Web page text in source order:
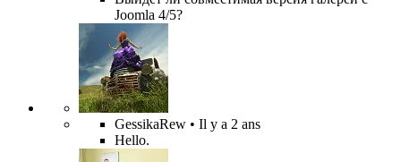
Joomla 4/5?
GessikaRew • Il y a 2 ans
Hello.